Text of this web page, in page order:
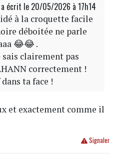
écrit le 20/05/2026 à 17h14
à la croquette facile
déboitée ne parle
😂😂 .
sais clairement pas
correctement !
ta face !
et exactement comme il
Signaler